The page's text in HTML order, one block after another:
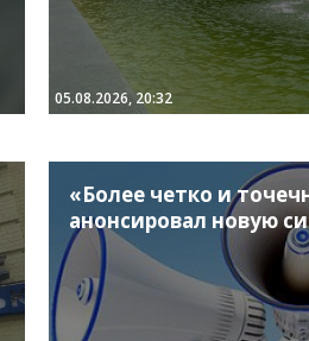
05.08.2026, 20:32
«Более четко и
анонсировал новую